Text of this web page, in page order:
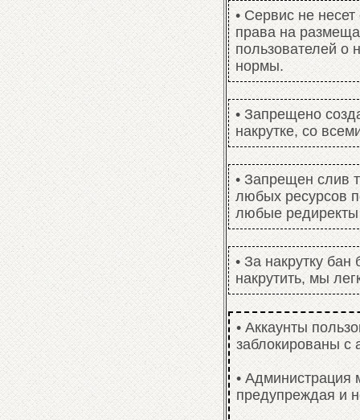
• Сервис не
права на
пользователей о
нормы.
• Запрещено
накрутке, со
• Запрещен слив
любых ресурсов
любые редиректы
• За накрутку
накрутить, мы
• Аккаунты
заблокированы с
• Администрация
предупреждая и